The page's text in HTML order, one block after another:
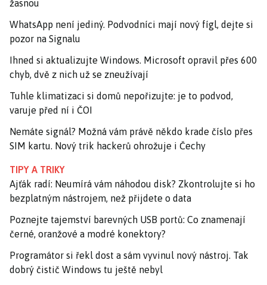
žasnou
WhatsApp není jediný. Podvodníci mají nový fígl, dejte si
pozor na Signalu
Ihned si aktualizujte Windows. Microsoft opravil přes 600
chyb, dvě z nich už se zneužívají
Tuhle klimatizaci si domů nepořizujte: je to podvod,
varuje před ní i ČOI
Nemáte signál? Možná vám právě někdo krade číslo přes
SIM kartu. Nový trik hackerů ohrožuje i Čechy
TIPY A TRIKY
Ajťák radí: Neumírá vám náhodou disk? Zkontrolujte si ho
bezplatným nástrojem, než přijdete o data
Poznejte tajemství barevných USB portů: Co znamenají
černé, oranžové a modré konektory?
Programátor si řekl dost a sám vyvinul nový nástroj. Tak
dobrý čistič Windows tu ještě nebyl